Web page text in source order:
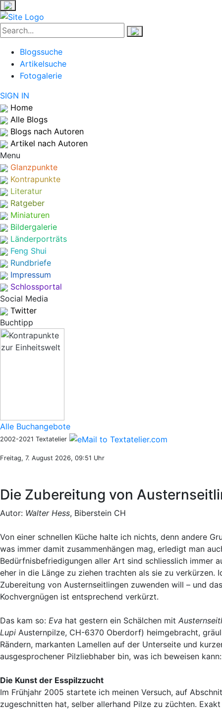
Blogssuche
Artikelsuche
Fotogalerie
SIGN IN
Home
Alle Blogs
Blogs nach Autoren
Artikel nach Autoren
Menu
Glanzpunkte
Kontrapunkte
Literatur
Ratgeber
Miniaturen
Bildergalerie
Länderporträts
Feng Shui
Rundbriefe
Impressum
Schlossportal
Social Media
Twitter
Buchtipp
Alle Buchangebote
2002-2021 Textatelier
Freitag, 7. August 2026, 09:51 Uhr
Die Zubereitung von
Autor: Walter Hess, Biberstein CH
Von einer schnellen Küche halte ich nichts, denn andere
was immer damit zusammenhängen mag, erledigt man
Bedürfnisbefriedigungen aller Art sind schliesslich immer
eher in die Länge zu ziehen trachten als sie zu
Zubereitung von Austernseitlingen zuwenden will – und
Kochvergnügen ist entsprechend verkürzt.
Das kam so: Eva hat gestern ein Schälchen mit
Lupi Austernpilze, CH-6370 Oberdorf) heimgebracht,
Rändern, markanten Lamellen auf der Unterseite und
ausgesprochener Pilzliebhaber bin, was ich beweisen kann:
Die Kunst der Esspilzzucht
Im Frühjahr 2005 startete ich meinen Versuch, auf
zugeschnitten hat, selber allerhand Pilze zu züchten.